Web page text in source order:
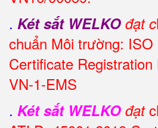
. Két sắt WELKO đạt c
chuẩn Môi trường: ISO
Certificate
VN-1-EMS
. Két sắt WELKO đạt